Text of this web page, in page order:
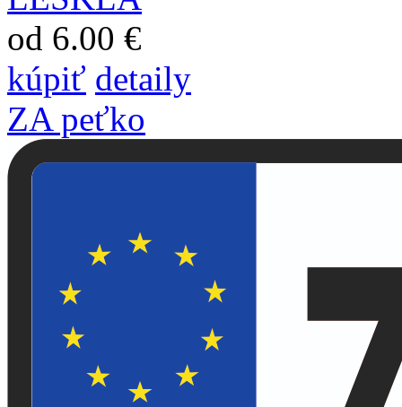
od 6.00 €
kúpiť detaily
ZA peťko